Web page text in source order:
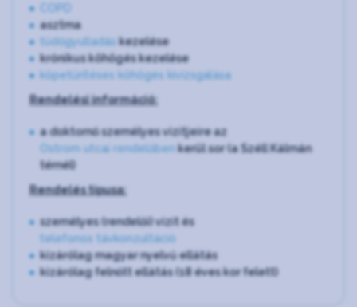
COPD
asztma
tüdőgyulladás kezelése
krónikus köhögés kezelése
köpetürítéses köhögés kivizsgálása
Rendelési információ:
a doktornő személyes vizitjeire az
Ostrom utcai rendelőben kerül sor (a Széll Kálmán
térnél)
Rendelés típusa:
személyes (rendelői) vizit és
telefonos távkonzultáció
kizárólag magyar nyelvű ellátás
kizárólag felnőtt ellátás (18 éves kor felett)